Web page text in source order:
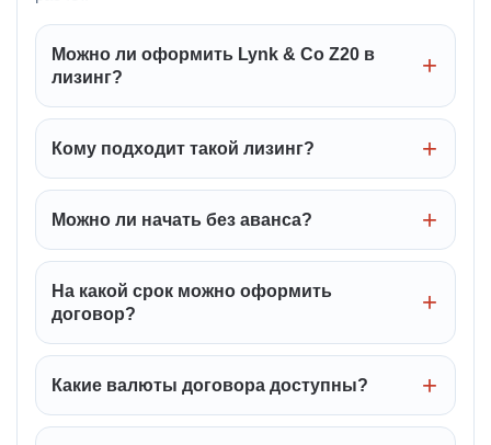
Можно ли оформить Lynk & Co Z20 в
лизинг?
Кому подходит такой лизинг?
Можно ли начать без аванса?
На какой срок можно оформить
договор?
Какие валюты договора доступны?